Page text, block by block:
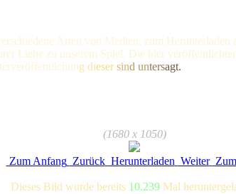
Arten von Medien, zum
Liebe zu unserem Spiel. Die hier
chung dieser sind untersagt.
(1680 x 1050)
Zum Anfang Zurück Herunterladen Weiter
Dieses Bild wurde bereits 10.239 Mal